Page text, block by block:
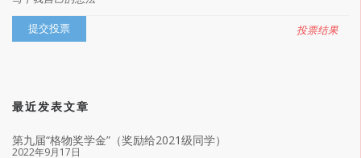
投票结果
最近发表文章
第九届“格物奖学金”（奖励给2021级同学）
2022年9月17日